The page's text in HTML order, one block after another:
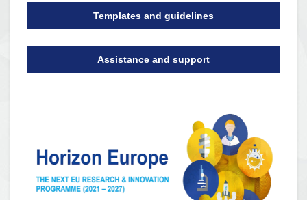
Templates and guidelines
Assistance and support